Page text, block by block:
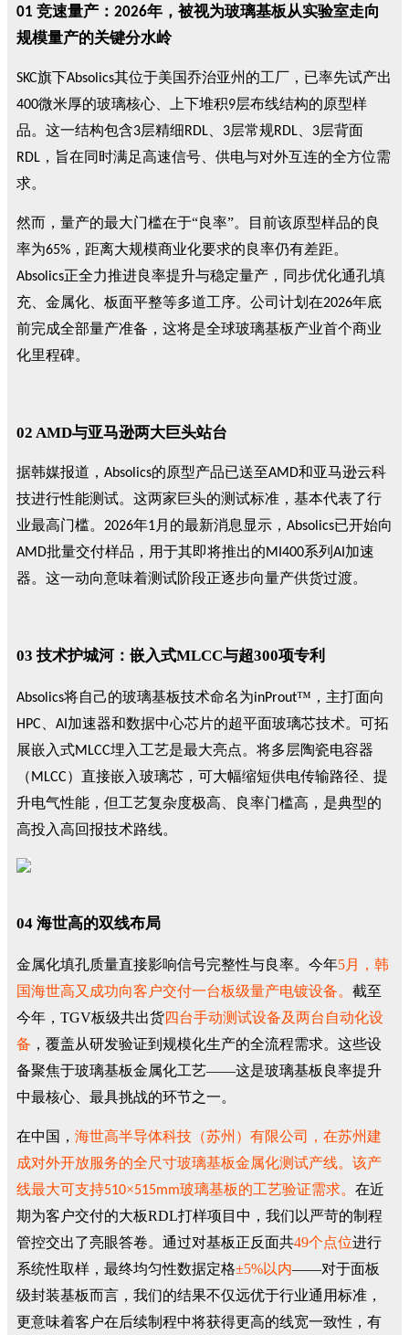
01 竞速量产： 2026年，被视为玻璃基板从实验室走向
规模量产的关键分水岭
SKC旗下Absolics其位于美国乔治亚州的工厂，已率先试产出
400微米厚的玻璃核心、上下堆积9层布线结构的原型样
品。这一结构包含3层精细RDL 3层常规RDL 3层背面
RDL ，旨在同时满足高速信号、供电与对外互连的全方位需
求。
然而，量产的最大门槛在于“良率”。目前该原型样品的良
率为65% ，距离大规模商业化要求的良率仍有差距。
Absolics正全力推进良率提升与稳定量产，同步优化通孔填
充、金属化、板面平整等多道工序。公司计划在2026年底
前完成全部量产准备，这将是全球玻璃基板产业首个商业
化里程碑。
02 AMD与亚马逊两大巨头站台
据韩媒报道， Absolics的原型产品已送至AMD和亚马逊云科
技进行性能测试。这两家巨头的测试标准，基本代表了行
业最高门槛。 2026年1月的最新消息显示， Absolics已开始向
AMD批量交付样品，用于其即将推出的MI400系列 AI 加速
器。这一动向意味着测试阶段正逐步向量产供货过渡。
03 技术护城河：嵌入式MLCC与超300项专利
Absolics将自己的玻璃基板技术命名为inProut™，主打面向
HPC AI 加速器和数据中心芯片的超平面玻璃芯技术。可拓
展嵌入式MLCC埋入工艺是最大亮点。将多层陶瓷电容器
（ MLCC）直接嵌入玻璃芯，可大幅缩短供电传输路径、提
升电气性能，但工艺复杂度极高、良率门槛高，是典型的
高投入高回报技术路线。
04 海世高的双线布局
金属化填孔质量直接影响信号完整性与良率。今年5月，韩
国海世高又成功向客户交付一台板级量产电镀设备。 截至
今年，TGV板级共出货四台手动测试设备及两台自动化设
备 ，覆盖从研发验证到规模化生产的全流程需求。这些设
备聚焦于玻璃基板金属化工艺——这是玻璃基板良率提升
中最核心、最具挑战的环节之一。
在中国， 海世高半导体科技（苏州）有限公司，在苏州建
成对外开放服务的全尺寸玻璃基板金属化测试产线。该产
线最大可支持510×515mm玻璃基板的工艺验证需求。 在近
期为客户交付的大板RDL打样项目中，我们以严苛的制程
管控交出了亮眼答卷。通过对基板正反面共49个点位进行
系统性取样，最终均匀性数据定格±5%以内——对于面板
级封装基板而言，我们的结果不仅远优于行业通用标准，
更意味着客户在后续制程中将获得更高的线宽一致性，有